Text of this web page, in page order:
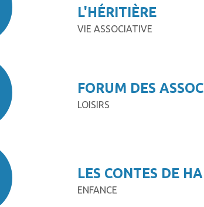
L'HÉRITIÈRE
VIE ASSOCIATIVE
FORUM DES
LOISIRS
LES CONTES DE
ENFANCE